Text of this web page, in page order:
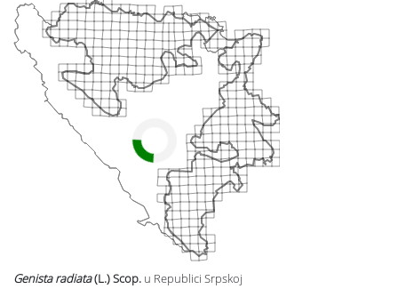
Genista radiata(L.) Scop. u Republici Srpskoj